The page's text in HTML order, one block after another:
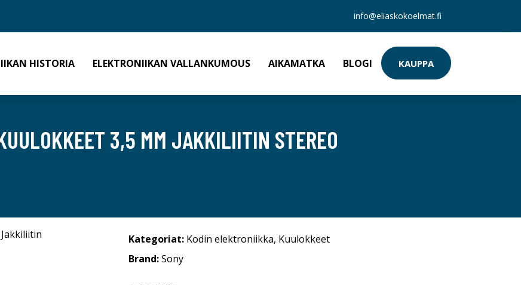
info@eliaskokoelmat.fi
HISTORIA ELEKTRONIIKAN VALLANKUMOUS AIKAMATKA BLOGI KAUPPA
3,5 MM JAKKILIITIN STEREO
Kategoriat: Kodin elektroniikka, Kuulokkeet
Brand:Sony